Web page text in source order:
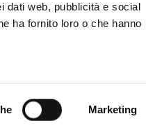
dati web, pubblicità e social
ha fornito loro o che hanno
Marketing